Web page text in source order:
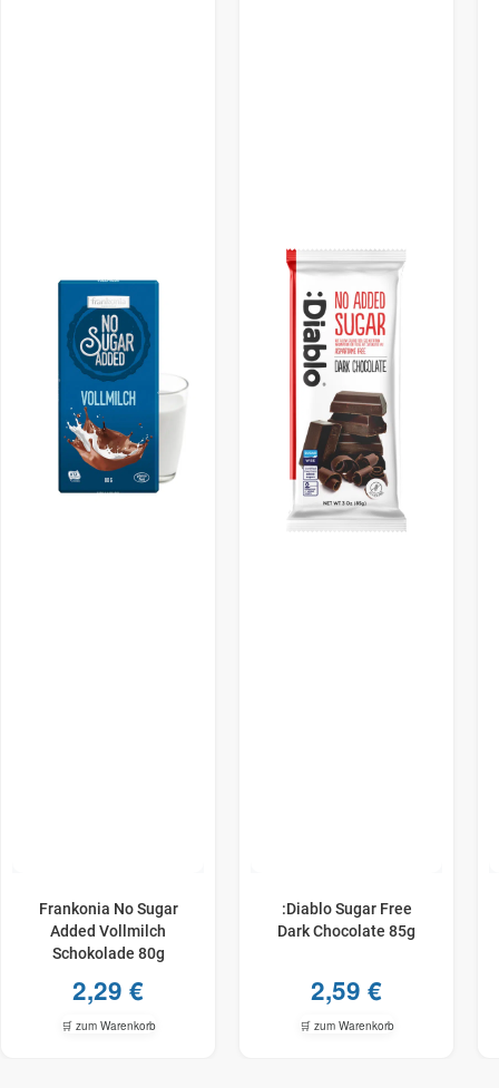
Frankonia No Sugar
Added Vollmilch
Schokolade 80g
2,29 €
🛒 zum Warenkorb
:Diablo Sugar Free
Dark Chocolate 85g
2,59 €
🛒 zum Warenkorb